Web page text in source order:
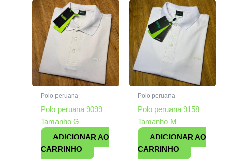
Polo peruana
Polo peruana 9099
Tamanho G
ADICIONAR AO
CARRINHO
Polo peruana
Polo peruana 9158
Tamanho M
ADICIONAR AO
CARRINHO